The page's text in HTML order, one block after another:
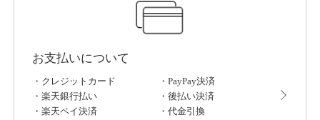
お支払いについて
・クレジットカード
・PayPay決済
・楽天銀行払い
・後払い決済
・楽天ペイ決済
・代金引換
商品一覧